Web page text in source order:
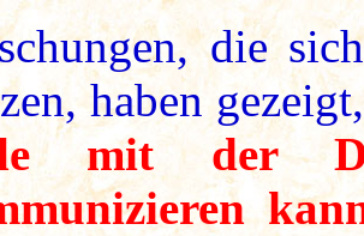
die
haben
mit der